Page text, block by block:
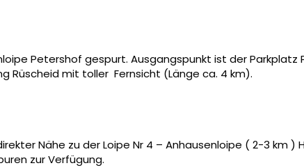
Petershof gespurt. Ausgangspunkt ist der
Rüscheid mit toller Fern­sicht (Länge ca. 4 km).
Nähe zu der Loipe Nr 4 – Anhausenloipe ( 2-3 km
zur Verfügung.